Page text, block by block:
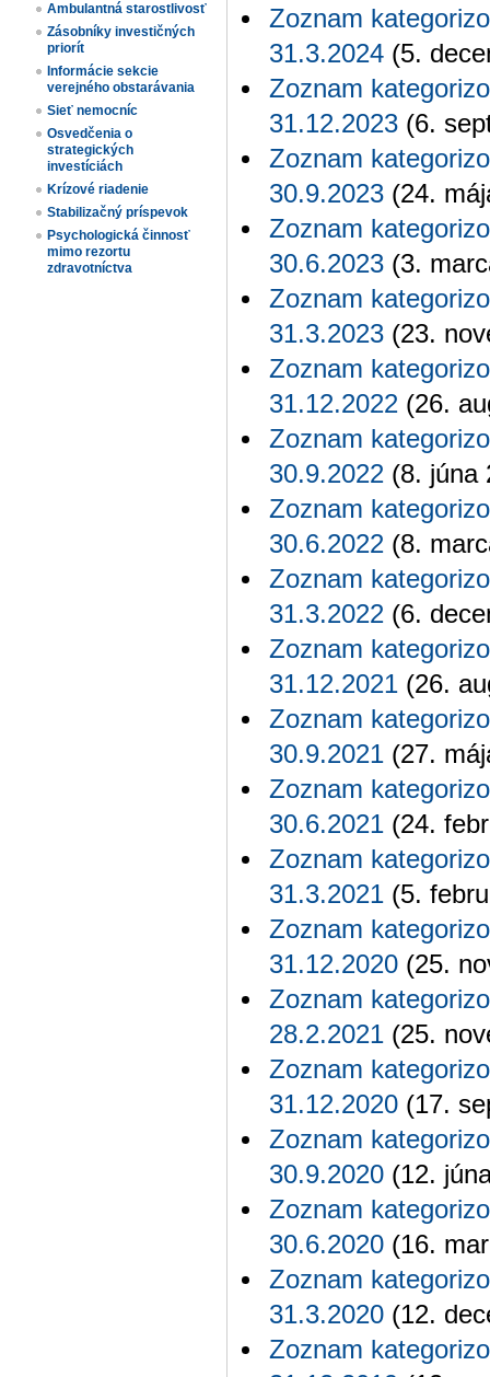
Ambulantná starostlivosť
Zásobníky investičných
priorít
Informácie sekcie
verejného obstarávania
Sieť nemocníc
Osvedčenia o
strategických
investíciách
Krízové riadenie
Stabilizačný príspevok
Psychologická činnosť
mimo rezortu
zdravotníctva
Zoznam
31.3.2024(5.
Zoznam
31.12.2023(6.
Zoznam
30.9.2023(24.
Zoznam
30.6.2023(3.
Zoznam
31.3.2023(23.
Zoznam
31.12.2022(26.
Zoznam
30.9.2022(8. júna
Zoznam
30.6.2022(8.
Zoznam
31.3.2022(6.
Zoznam
31.12.2021(26.
Zoznam
30.9.2021(27.
Zoznam
30.6.2021(24.
Zoznam
31.3.2021(5.
Zoznam
31.12.2020(25.
Zoznam
28.2.2021(25.
Zoznam
31.12.2020(17.
Zoznam
30.9.2020(12.
Zoznam
30.6.2020(16.
Zoznam
31.3.2020(12.
Zoznam